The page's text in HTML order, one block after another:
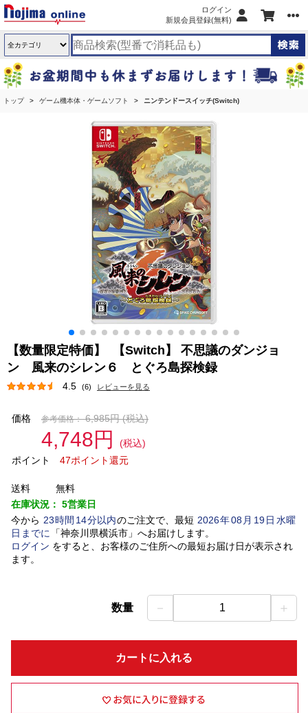
ログイン
新規会員登録(無料)
トップ ゲーム機本体・ゲームソフト ニンテンドースイッチ(Switch)
【数量限定特価】 【Switch】 不思議のダンジョ
ン 風来のシレン６ とぐろ島探検録
4.5 (6) レビューを見る
価格 参考価格： 6,985円(税込)
4,748円
(税込)
ポイント
47ポイント還元
送料
無料
在庫状況： 5営業日
今から 23時間 14分以内のご注文で、最短 2026年08 月 19日水曜
日 までに 「神奈川県横浜市」 へお届けします。
ログイン をすると、お客様のご住所への最短お届け日が表示され
ます。
数量 － 1 ＋
カートに入れる